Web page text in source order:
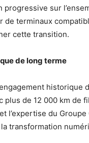
progressive sur
terminaux
cette transition.
de long terme
plus de 12 000 km de
l’expertise du Groupe
transformation